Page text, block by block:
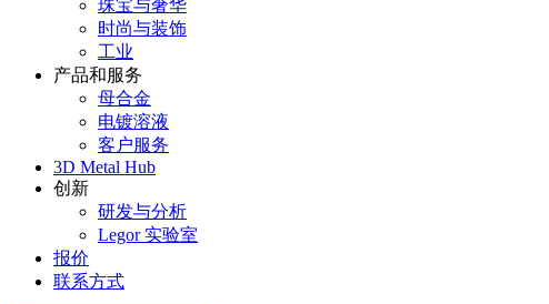
珠宝与奢华
时尚与装饰
工业
产品和服务
母合金
电镀溶液
客户服务
3D Metal Hub
创新
研发与分析
Legor 实验室
报价
联系方式